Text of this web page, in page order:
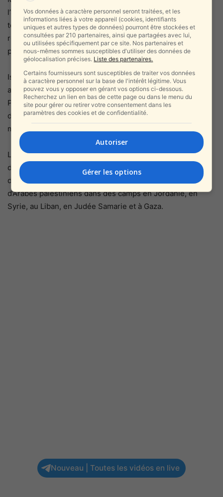
l’agence, ajoutant 150 millions de dollars d’aide financière,
tout en insistant sur le fait qu’elle fera avancer les
réformes au sein de l’agence et ne tolérera aucun parti
pris anti-israélien.
Israël a longtemps poussé à la fermeture de l’UNRWA ,
arguant qu’il contribue à perpétuer le conflit avec les
Palestiniens en conférant le statut de « réfugié » aux
descendants des personnes initialement déplacées au
moment de la guerre d’indépendance d’Israël.
L’UNRWA, dont les 28 000 employés sont pour la plupart
des descendants de « réfugiés », fournit des services
d’éducation et de soins de santé à quelque 5,7 millions
d’Arabes palestiniens dans des camps en Jordanie, en
Syrie, au Liban, en Judée Samarie et à Gaza.
Nouveau | Toutes les vidéos en live
Vos données à caractère personnel seront traitées, et les
informations liées à votre appareil (cookies, identifiants
uniques et autres types de données) pourront être stockées et
consultées par 210 partenaires, ainsi que partagées avec lui,
ou utilisées spécifiquement par ce site. Nos partenaires et
nous-mêmes sommes susceptibles d'utiliser des données de
géolocalisation précises. Liste des partenaires.
Certains fournisseurs sont susceptibles de traiter vos données
à caractère personnel sur la base de l'intérêt légitime. Vous
pouvez vous y opposer en gérant vos options ci-dessous.
Recherchez un lien en bas de cette page ou dans le menu du
site pour gérer ou retirer votre consentement dans les
paramètres des cookies et de confidentialité.
Autoriser
Gérer les options